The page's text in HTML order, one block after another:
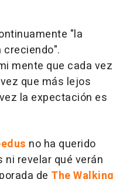
"la
mente que cada vez
que más lejos
la expectación es
no ha querido
revelar qué verán
de The Walking